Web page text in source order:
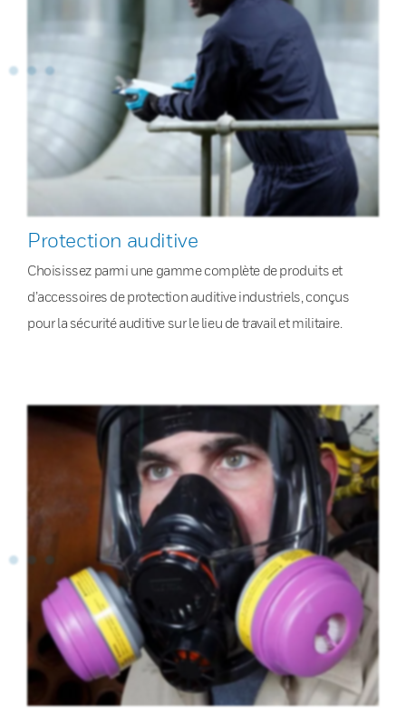
Protection auditive
Choisissez parmi une gamme complète de produits et
d’accessoires de protection auditive industriels, conçus
pour la sécurité auditive sur le lieu de travail et militaire.